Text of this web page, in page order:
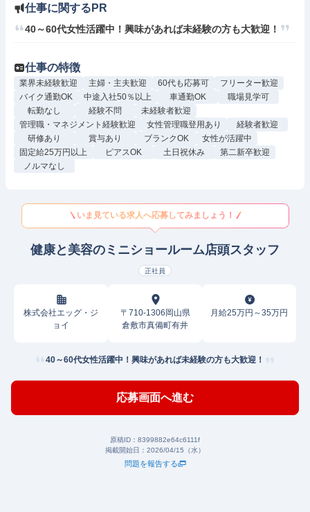
仕事に関するPR
仕事の特徴
業界未経験歓迎 主婦・主夫歓迎 60代も応募可
フリーター歓迎
バイク通勤OK
中途入社50％以上 車通勤OK
職場見学可
転勤なし
経験不問
未経験者歓迎
管理職・マネジメント経験歓迎
女性管理職登用あり
経験者歓迎
研修あり
賞与あり ブランクOK
女性が活躍中
固定給25万円以上
ピアスOK 土日祝休み
第二新卒歓迎
ノルマなし
いま見ている求人へ応募してみましょう！
健康と美容のミニショールーム店頭スタッフ
正社員
株式会社エッグ・ジ
ョイ
〒710-1306岡山県
倉敷市真備町有井
月給25万円～35万円
40～60代女性活躍中！興味があれば未経験の方も大歓迎！
応募画面へ進む
原稿ID： 8399882e64c6111f
掲載開始日： 2026/04/15（水）
問題を報告する